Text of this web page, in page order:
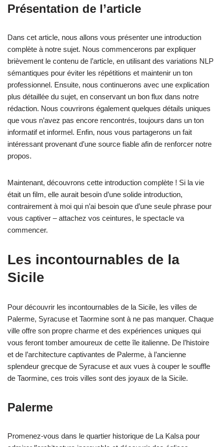
Présentation de l’article
Dans cet article, nous allons vous présenter une introduction
complète à notre sujet. Nous commencerons par expliquer
brièvement le contenu de l’article, en utilisant des variations NLP
sémantiques pour éviter les répétitions et maintenir un ton
professionnel. Ensuite, nous continuerons avec une explication
plus détaillée du sujet, en conservant un bon flux dans notre
rédaction. Nous couvrirons également quelques détails uniques
que vous n’avez pas encore rencontrés, toujours dans un ton
informatif et informel. Enfin, nous vous partagerons un fait
intéressant provenant d’une source fiable afin de renforcer notre
propos.
Maintenant, découvrons cette introduction complète ! Si la vie
était un film, elle aurait besoin d’une solide introduction,
contrairement à moi qui n’ai besoin que d’une seule phrase pour
vous captiver – attachez vos ceintures, le spectacle va
commencer.
Les incontournables de la
Sicile
Pour découvrir les incontournables de la Sicile, les villes de
Palerme, Syracuse et Taormine sont à ne pas manquer. Chaque
ville offre son propre charme et des expériences uniques qui
vous feront tomber amoureux de cette île italienne. De l’histoire
et de l’architecture captivantes de Palerme, à l’ancienne
splendeur grecque de Syracuse et aux vues à couper le souffle
de Taormine, ces trois villes sont des joyaux de la Sicile.
Palerme
Promenez-vous dans le quartier historique de La Kalsa pour